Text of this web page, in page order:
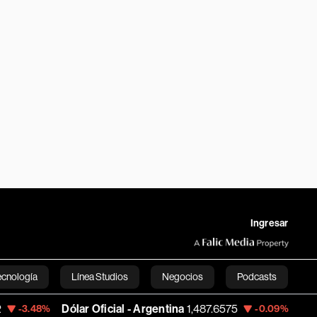
Ingresar
Línea Studios Negocios Podcasts
English
Oficial - Argentina 1,487.6575 -0.09% BTC/USD